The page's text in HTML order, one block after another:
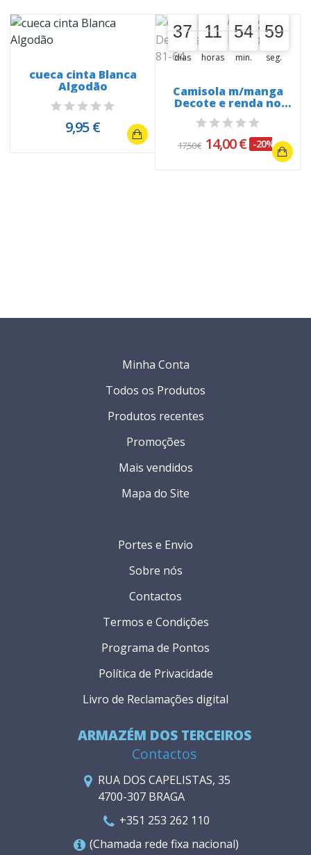
cueca cinta Blanca
Algodão
9,95 €
37
37
00
dias
11
11
00
horas
54
54
55
min.
59
58
59
seg.
Camisola m/manga
Decote e renda no
peito 81-64
17,50 € 14,00 € -20%
ARMAZÉM DOS TERCEIROS
Contactos
RUA DOS CAPELISTAS, 35
4700-307 BRAGA
+351 253 262 110
(Chamada rede fixa nacional)
Portes e Envio
Sobre nós
Contactos
Termos e Condições
Programa de Pontos
Política de Privacidade
Livro de Reclamações digital
Minha Conta
Todos os Produtos
Produtos recentes
Promoções
Mais vendidos
Mapa do Site